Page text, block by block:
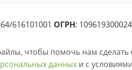
616101001 ОГРН:
чтобы помочь нам
данных и с условиями